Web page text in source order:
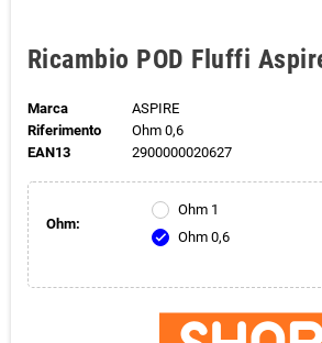
Ricambio POD Fluffi
Marca
ASPIRE
Riferimento
Ohm 0,6
EAN13
2900000020627
Ohm:
Ohm 1
check Ohm 0,6